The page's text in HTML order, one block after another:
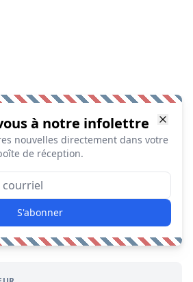
à notre infolettre
nouvelles directement dans votre
de réception.
S'abonner